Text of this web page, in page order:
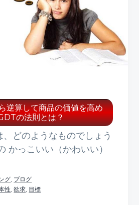
逆算して商品の価値を高め
の法則とは？
どのようなものでしょう
かっこいい（かわいい）
グ ブログ
性 ,欲求 目標